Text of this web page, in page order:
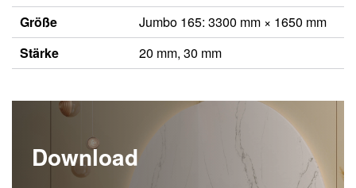
Größe
Jumbo 165: 3300 mm × 1650 mm
Stärke
20 mm, 30 mm
Download